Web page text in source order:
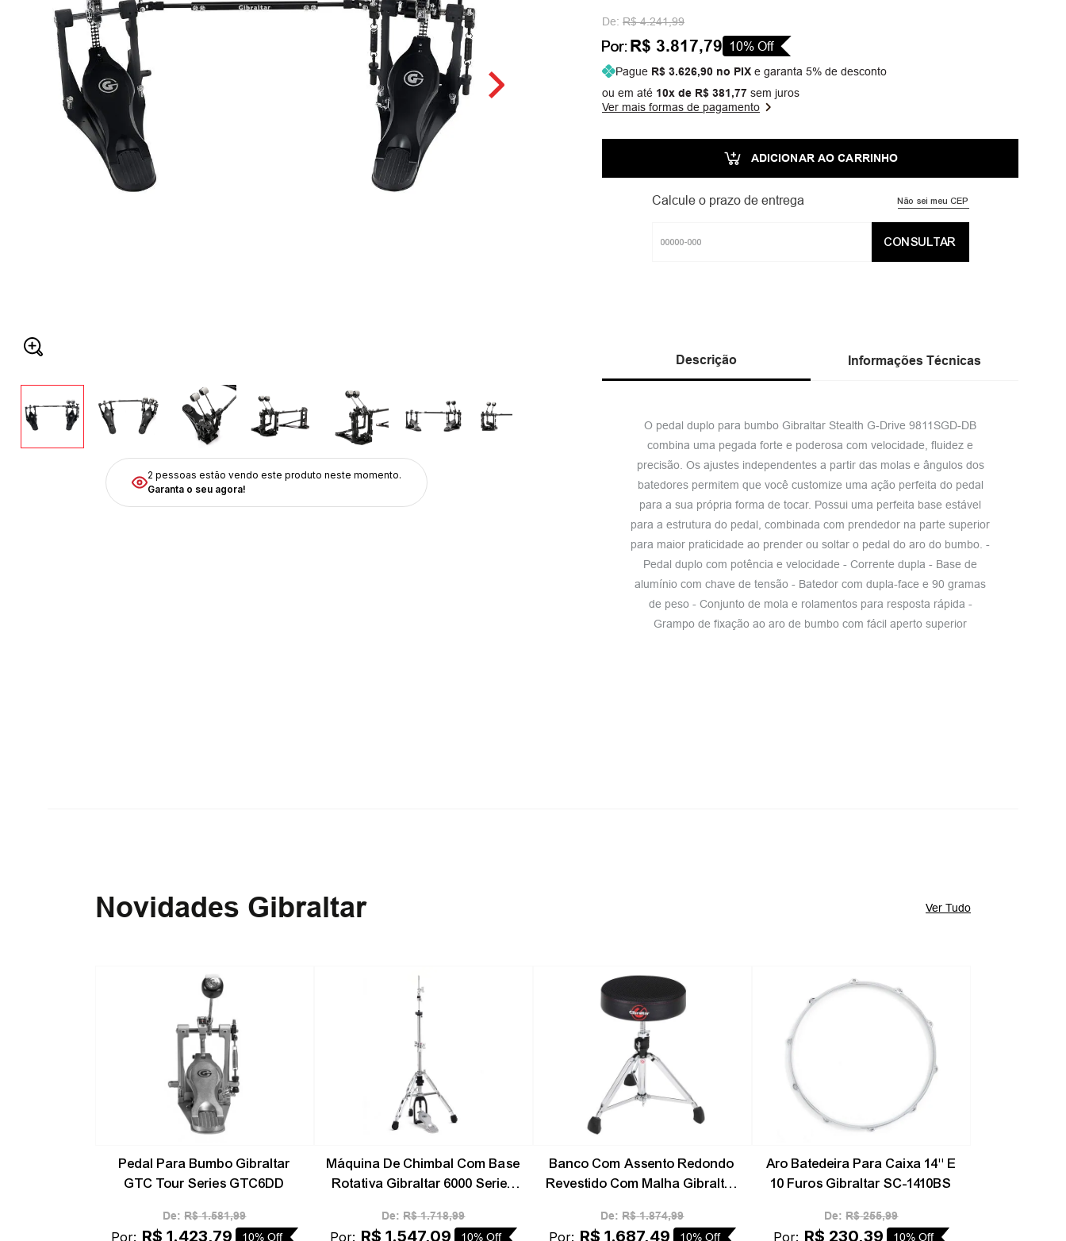
2 pessoas estão vendo este produto neste momento.
Garanta o seu agora!
De: R$ 4.241,99
Por:R$ 3.817,79 10% Off
Pague R$ 3.626,90 no PIX e garanta 5% de desconto
ou em até 10x de R$ 381,77 sem juros
Ver mais formas de pagamento
ADICIONAR AO CARRINHO
Calcule o prazo de entrega Não sei meu CEP
CONSULTAR
Descrição Informações Técnicas
O pedal duplo para bumbo Gibraltar Stealth G-Drive 9811SGD-DB
combina uma pegada forte e poderosa com velocidade, fluidez e
precisão. Os ajustes independentes a partir das molas e ângulos dos
batedores permitem que você customize uma ação perfeita do pedal
para a sua própria forma de tocar. Possui uma perfeita base estável
para a estrutura do pedal, combinada com prendedor na parte superior
para maior praticidade ao prender ou soltar o pedal do aro do bumbo. -
Pedal duplo com potência e velocidade - Corrente dupla - Base de
alumínio com chave de tensão - Batedor com dupla-face e 90 gramas
de peso - Conjunto de mola e rolamentos para resposta rápida -
Grampo de fixação ao aro de bumbo com fácil aperto superior
Novidades Gibraltar Ver Tudo
Pedal Para Bumbo Gibraltar
GTC Tour Series GTC6DD
De: R$ 1.581,99
Por: R$ 1.423,79 10% Off
Máquina De Chimbal Com Base
Rotativa Gibraltar 6000 Series
De: R$ 1.718,99
Por: R$ 1.547,09 10% Off
Banco Com Assento Redondo
Revestido Com Malha Gibraltar
De: R$ 1.874,99
Por: R$ 1.687,49 10% Off
Aro Batedeira Para Caixa 14'' E
10 Furos Gibraltar SC-1410BS
De: R$ 255,99
Por: R$ 230,39 10% Off